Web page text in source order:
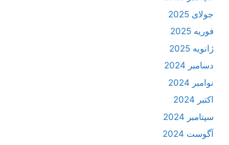
جولای 2025
فوریه 2025
ژانویه 2025
دسامبر 2024
نوامبر 2024
اکتبر 2024
سپتامبر 2024
آگوست 2024